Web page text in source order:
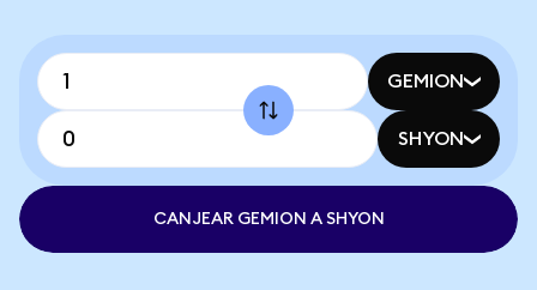
GEMION
SHYON
CANJEAR GEMION A SHYON